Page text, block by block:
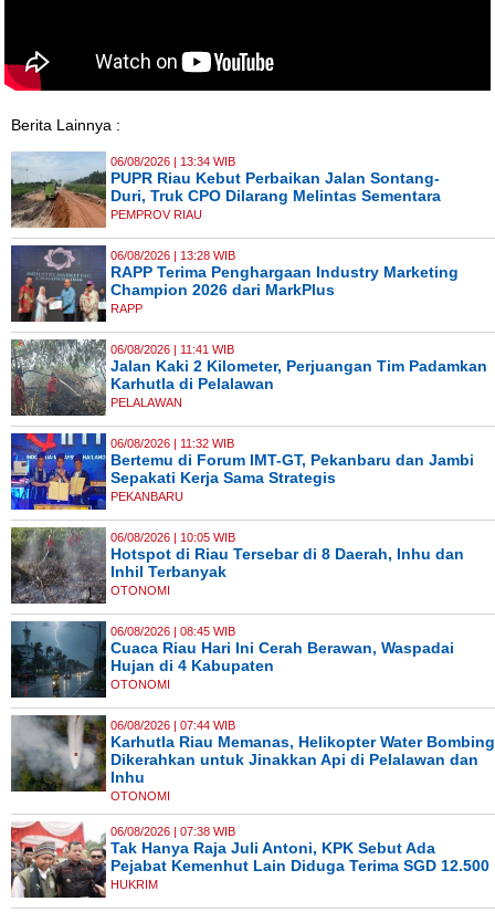
Berita Lainnya :
06/08/2026 | 13:34 WIB
PUPR Riau Kebut Perbaikan Jalan Sontang-
Duri, Truk CPO Dilarang Melintas Sementara
PEMPROV RIAU
06/08/2026 | 13:28 WIB
RAPP Terima Penghargaan Industry Marketing
Champion 2026 dari MarkPlus
RAPP
06/08/2026 | 11:41 WIB
Jalan Kaki 2 Kilometer, Perjuangan Tim Padamkan
Karhutla di Pelalawan
PELALAWAN
06/08/2026 | 11:32 WIB
Bertemu di Forum IMT-GT, Pekanbaru dan Jambi
Sepakati Kerja Sama Strategis
PEKANBARU
06/08/2026 | 10:05 WIB
Hotspot di Riau Tersebar di 8 Daerah, Inhu dan
Inhil Terbanyak
OTONOMI
06/08/2026 | 08:45 WIB
Cuaca Riau Hari Ini Cerah Berawan, Waspadai
Hujan di 4 Kabupaten
OTONOMI
06/08/2026 | 07:44 WIB
Karhutla Riau Memanas, Helikopter Water Bombing
Dikerahkan untuk Jinakkan Api di Pelalawan dan
Inhu
OTONOMI
06/08/2026 | 07:38 WIB
Tak Hanya Raja Juli Antoni, KPK Sebut Ada
Pejabat Kemenhut Lain Diduga Terima SGD 12.500
HUKRIM